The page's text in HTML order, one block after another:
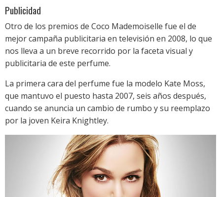
Publicidad
Otro de los premios de Coco Mademoiselle fue el de
mejor campaña publicitaria en televisión en 2008, lo que
nos lleva a un breve recorrido por la faceta visual y
publicitaria de este perfume.
La primera cara del perfume fue la modelo Kate Moss,
que mantuvo el puesto hasta 2007, seis años después,
cuando se anuncia un cambio de rumbo y su reemplazo
por la joven Keira Knightley.